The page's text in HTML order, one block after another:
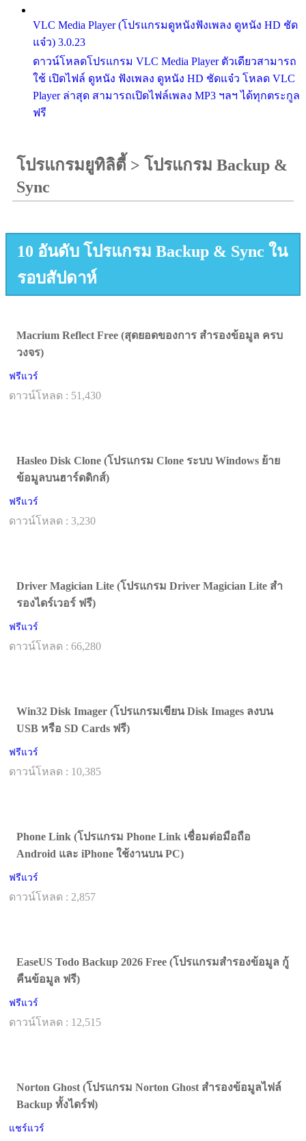
VLC Media Player (โปรแกรมดูหนังฟังเพลง ดูหนัง HD ชัด
แจ๋ว) 3.0.23
ดาวน์โหลดโปรแกรม VLC Media Player ตัวเดียวสามารถ
ใช้ เปิดไฟล์ ดูหนัง ฟังเพลง ดูหนัง HD ชัดแจ๋ว โหลด VLC
Player ล่าสุด สามารถเปิดไฟล์เพลง MP3 ฯลฯ ได้ทุกตระกูล
ฟรี
โปรแกรมยูทิลิตี้ > โปรแกรม Backup &
Sync
10 อันดับ โปรแกรม Backup & Sync ใน
รอบสัปดาห์
Macrium Reflect Free (สุดยอดของการ สำรองข้อมูล ครบ
วงจร)
ฟรีแวร์
ดาวน์โหลด : 51,430
Hasleo Disk Clone (โปรแกรม Clone ระบบ Windows ย้าย
ข้อมูลบนฮาร์ดดิกส์)
ฟรีแวร์
ดาวน์โหลด : 3,230
Driver Magician Lite (โปรแกรม Driver Magician Lite สำ
รองไดร์เวอร์ ฟรี)
ฟรีแวร์
ดาวน์โหลด : 66,280
Win32 Disk Imager (โปรแกรมเขียน Disk Images ลงบน
USB หรือ SD Cards ฟรี)
ฟรีแวร์
ดาวน์โหลด : 10,385
Phone Link (โปรแกรม Phone Link เชื่อมต่อมือถือ
Android และ iPhone ใช้งานบน PC)
ฟรีแวร์
ดาวน์โหลด : 2,857
EaseUS Todo Backup 2026 Free (โปรแกรมสำรองข้อมูล กู้
คืนข้อมูล ฟรี)
ฟรีแวร์
ดาวน์โหลด : 12,515
Norton Ghost (โปรแกรม Norton Ghost สำรองข้อมูลไฟล์
Backup ทั้งไดร์ฟ)
แชร์แวร์